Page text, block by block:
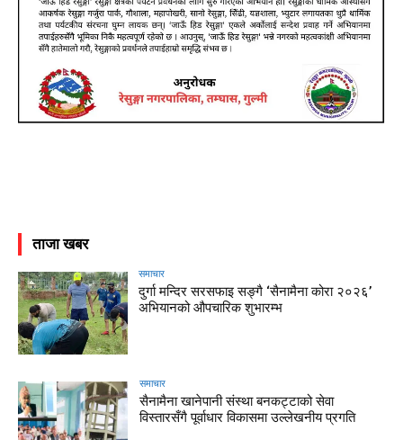
ताजा खबर
समाचार
दुर्गा मन्दिर सरसफाइ सङ्गै ‘सैनामैना कोरा २०२६’
अभियानको औपचारिक शुभारम्भ
समाचार
सैनामैना खानेपानी संस्था बनकट्टाको सेवा
विस्तारसँगै पूर्वाधार विकासमा उल्लेखनीय प्रगति